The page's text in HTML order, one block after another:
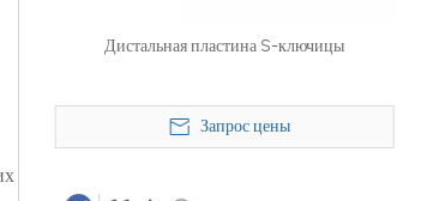
Дистальная пластина S-ключицы
Запрос цены